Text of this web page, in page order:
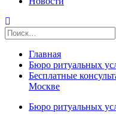
Найти:
Главная
Бюро ритуальных
Бесплатные
Москве
Бюро ритуальных